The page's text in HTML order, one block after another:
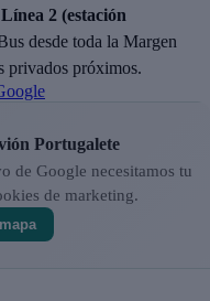
2 (estación
desde toda la Margen
privados próximos.
Portugalete
de Google necesitamos tu
de marketing.